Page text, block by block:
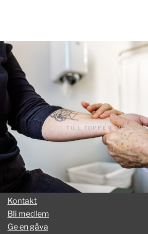
TILL TOPPEN AV SIDAN
Kontakt
Bli medlem
Ge en gåva